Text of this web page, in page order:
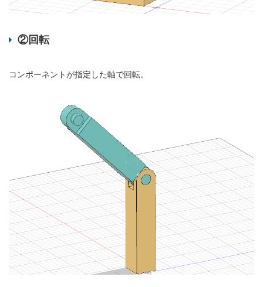
②回転
コンポーネントが指定した軸で回転。